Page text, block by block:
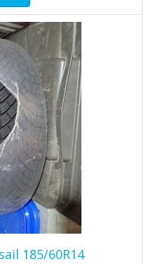
185/60R14